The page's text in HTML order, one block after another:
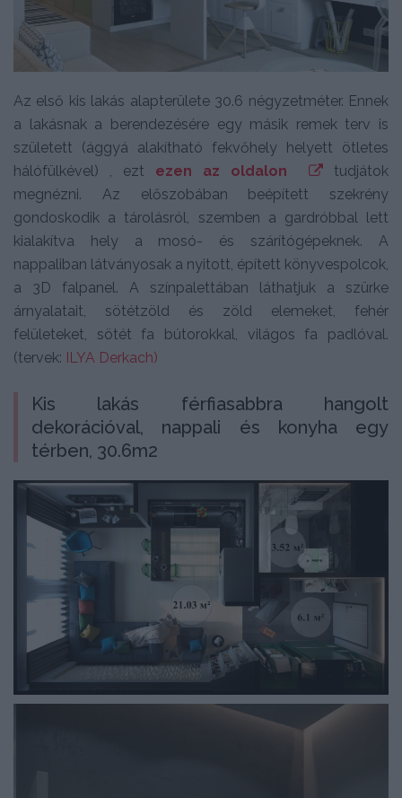
Az első kis lakás alapterülete 30.6 négyzetméter. Ennek
a lakásnak a berendezésére egy másik remek terv is
született (ággyá alakítható fekvőhely helyett ötletes
hálófülkével) , ezt ezen az oldalon
tudjátok
megnézni. Az előszobában beépített szekrény
gondoskodik a tárolásról, szemben a gardróbbal lett
kialakítva hely a mosó- és szárítógépeknek. A
nappaliban látványosak a nyitott, épített könyvespolcok,
a 3D falpanel. A színpalettában láthatjuk a szürke
árnyalatait, sötétzöld és zöld elemeket, fehér
felületeket, sötét fa bútorokkal, világos fa padlóval.
(tervek: ILYA Derkach)
Kis lakás férfiasabbra hangolt
dekorációval, nappali és konyha egy
térben, 30.6m2